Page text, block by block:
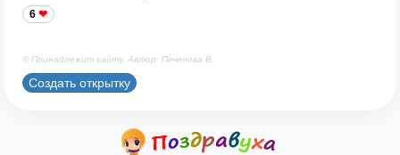
6
© Принадлежит сайту. Автор: Печенова В.
Создать открытку